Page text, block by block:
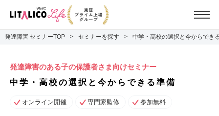
発達障害 セミナーTOP セミナーを探す 中学・高校の選択と今からでき
中学・高校の選択と今からできる準備
発達障害のある子の保護者さま向けセミナー
オンライン開催 専門家監修 参加無料